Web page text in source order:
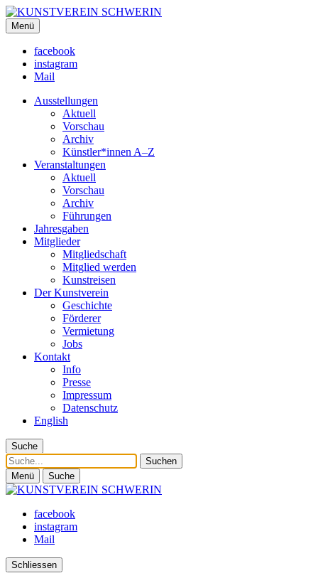
KUNSTVEREIN SCHWERIN
Für Mecklenburg und Vorpommern
Menü
facebook
instagram
Mail
Ausstellungen
Aktuell
Vorschau
Archiv
Künstler*innen A–Z
Veranstaltungen
Aktuell
Vorschau
Archiv
Führungen
Jahresgaben
Mitglieder
Mitgliedschaft
Mitglied werden
Kunstreisen
Der Kunstverein
Geschichte
Förderer
Vermietung
Jobs
Kontakt
Info
Presse
Impressum
Datenschutz
English
Suche
Suche
Menü Suche
facebook
instagram
Mail
Schliessen